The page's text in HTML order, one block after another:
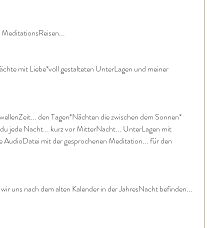
mit Liebe*voll gestalteten UnterLagen und meiner
den Tagen*Nächten die zwischen dem Sonnen*
jede Nacht... kurz vor MitterNacht... UnterLagen mit
mit der gesprochenen Meditation... für den
uns nach dem alten Kalender in der JahresNacht befinden...